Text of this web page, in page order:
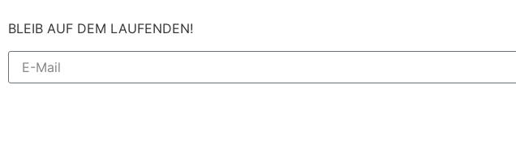
BLEIB AUF DEM LAUFENDEN!